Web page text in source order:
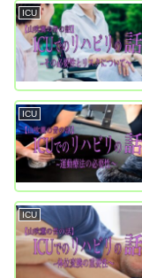
ICU
ICU
ICU